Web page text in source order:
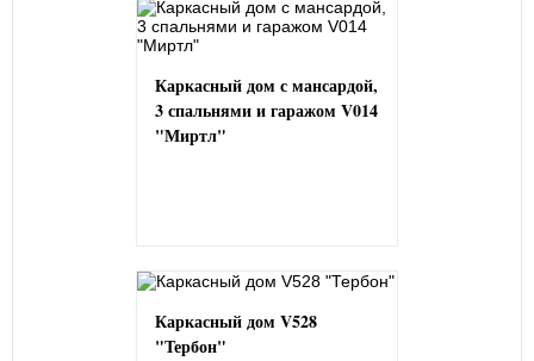
Каркасный дом с мансардой,
3 спальнями и гаражом V014
"Миртл"
Каркасный дом V528
"Тербон"